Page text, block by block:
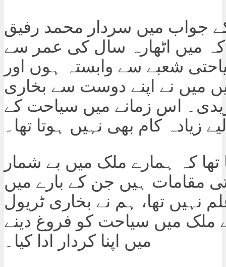
جواب میں سردار محمد رفیق
کہ میں اٹھارہ سال کی عمر سے
شعبے سے وابستہ ہوں اور
میں نے اپنے دوست سے بخاری
اس زمانے میں سیاحت کے
زیادہ کام بھی نہیں ہوتا تھا۔
تھا کہ ہمارے ملک میں بے شمار
مقامات ہیں جن کے بارے میں
نہیں تھا، ہم نے بخاری ٹریول
ملک میں سیاحت کو فروغ دینے
میں اپنا کردار ادا کیا۔